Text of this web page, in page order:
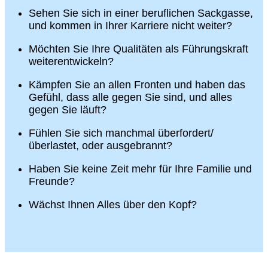
Sehen Sie sich in einer beruflichen Sackgasse,
und kommen in Ihrer Karriere nicht weiter?
Möchten Sie Ihre Qualitäten als Führungskraft
weiterentwickeln?
Kämpfen Sie an allen Fronten und haben das
Gefühl, dass alle gegen Sie sind, und alles
gegen Sie läuft?
Fühlen Sie sich manchmal überfordert/
überlastet, oder ausgebrannt?
Haben Sie keine Zeit mehr für Ihre Familie und
Freunde?
Wächst Ihnen Alles über den Kopf?